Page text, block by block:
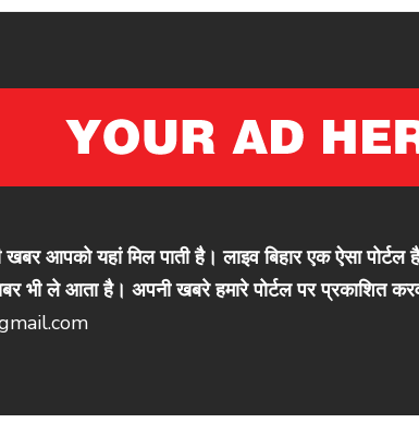
आपको यहां मिल पाती है। लाइव बिहार एक ऐसा
भी ले आता है। अपनी खबरे हमारे पोर्टल पर प्रकाशित